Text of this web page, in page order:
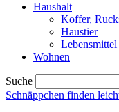
Haushalt
Koffer,
Haustier
Wohnen
Suche
Schnäppchen finden